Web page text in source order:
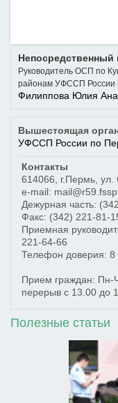
Непосредственный
Руководитель ОСП по
районам УФССП России
Филиппова Юлия
Вышестоящая
УФССП России по
Контакты
614066
г.Пермь ул.
e-mail:
Дежурная часть:
Факс: (342) 221-81-
Приемная
221-64-66
Телефон доверия: 8
Прием граждан: Пн-
перерыв с 13.00 до
Полезные статьи